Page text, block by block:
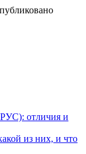
отличия и
из них, и что